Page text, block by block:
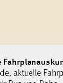
aktuelle